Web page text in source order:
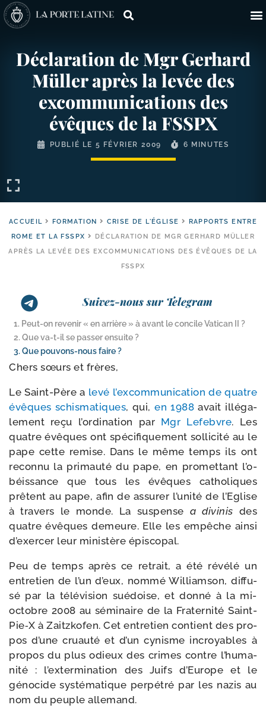
Déclaration de Mgr Gerhard
Müller après la levée des
excommunications des
évêques de la FSSPX
PUBLIÉ LE 5 FÉVRIER 2009 6 MINUTES
ACCUEIL FORMATION CRISE DE L'ÉGLISE
RAPPORTS ENTRE
ROME ET LA FSSPX
DÉCLARATION DE MGR GERHARD MÜLLER
APRÈS LA LEVÉE DES EXCOMMUNICATIONS DES ÉVÊQUES DE LA
FSSPX
Suivez-nous sur Telegram
1. Peut-​on revenir « en arrière » à avant le concile Vatican II ?
2. Que va-​t-​il se passer ensuite ?
3. Que pouvons-​nous faire ?
Chers sœurs et frères,
Le Saint-​Père a levé l’ex­com­mu­ni­ca­tion de quatre
évêques schis­ma­tiques, qui,en 1988 avait illé­ga­
le­ment reçu l’or­di­na­tion par Mgr Lefebvre. Les
quatre évêques ont spé­ci­fi­que­ment sol­li­ci­té au le
pape cette remise. Dans le même temps ils ont
recon­nu la pri­mau­té du pape, en pro­met­tant l’o­
béis­sance que tous les évêques catho­liques
prêtent au pape, afin de assu­rer l’u­ni­té de l’Eglise
à tra­vers le monde. La sus­pense a divi­nis des
quatre évêques demeure. Elle les empêche ain­si
d’exer­cer leur minis­tère épiscopal.
Peu de temps après ce retrait, a été révé­lé un
entre­tien de l’un d’eux, nom­mé Williamson, dif­fu­
sé par la télé­vi­sion sué­doise, et don­né à la mi-​
octobre 2008 au sémi­naire de la Fraternité Saint-​
Pie‑X à Zaitzkofen. Cet entre­tien contient des pro­
pos d’une cruau­té et d’un cynisme incroyables à
pro­pos du plus odieux des crimes contre l’hu­ma­
ni­té : l’ex­ter­mi­na­tion des Juifs d’Europe et le
géno­cide sys­té­ma­tique per­pé­tré par les nazis au
nom du peuple allemand.